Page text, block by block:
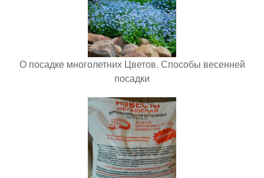
О посадке многолетних Цветов. Способы весенней
посадки